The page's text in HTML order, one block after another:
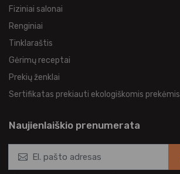
Fiziniai salonai
Renginiai
Tinklaraštis
Gėrimų receptai
Prekių ženklai
Sertifikatas prekiauti ekologiškomis prekėmis
Naujienlaiškio prenumerata